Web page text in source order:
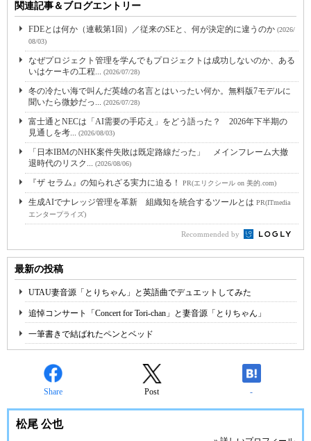
関連記事＆ブログエントリー
FDEとは何か（連載第1回）／従来のSEと、何が決定的に違うのか (2026/
08/03)
なぜプロジェクト管理を学んでもプロジェクトは成功しないのか、ある
いはケーキの工程... (2026/07/28)
冬の冷たい海で叫んだ英雄の名言とはいったい何か。無料版7モデルに
聞いたら微妙だっ... (2026/07/28)
富士通とNECは「AI需要の手応え」をどう語った？ 2026年下半期の
見通しを考... (2026/08/03)
「日本IBMのNHK案件失敗は既定路線だった」 メインフレーム大撤
退時代のリスク... (2026/08/06)
『ザ セラム』の知られざる実力に迫る！ PR(エリクシール on 美的.com)
生成AIでナレッジ管理を革新 組織知を統合するツールとは PR(ITmedia
エンタープライズ)
Recommended by
最新の投稿
UTAU妻音源「とりちゃん」と英語曲でデュエットしてみた
追悼コンサート「Concert for Tori-chan」と妻音源「とりちゃん」
一筆書きで結ばれたペンとベッド
Share Post -
松尾 公也